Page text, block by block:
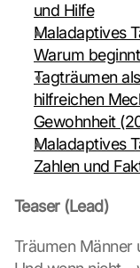
und Hilfe
Maladaptives
Warum
Tagträumen
hilfreichen
Gewohnheit
Maladaptives
Zahlen und
Teaser (Lead)
Träumen Männer